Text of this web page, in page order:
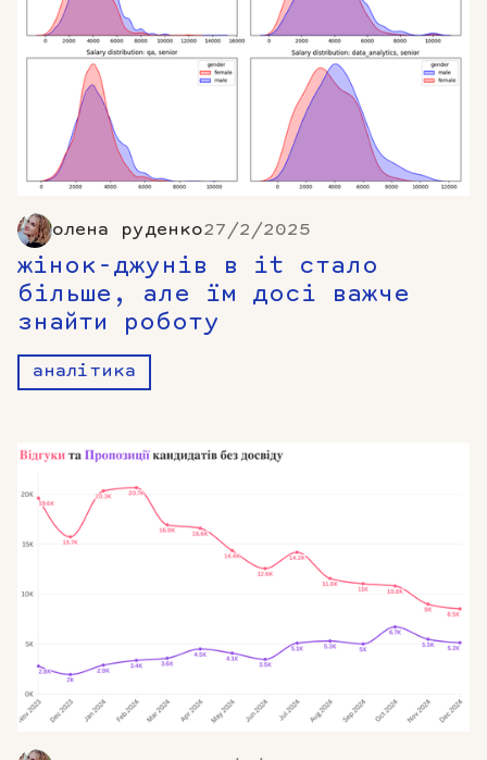
олена руденко27/2/2025
жінок-джунів в it стало
більше, але їм досі важче
знайти роботу
аналітика